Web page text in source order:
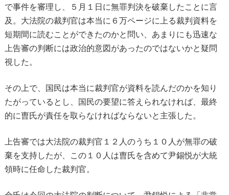
で事件を審理し、５月１日に無罪判決を破棄したことに言
及。大法院の裁判官は本当に６万ページに上る裁判資料を
短期間に読むことができたのかと問い、あまりにも迅速な
上告審の判断には政治的意図があったのではないかと疑問
視した。
その上で、国民は本当に裁判官が資料を読んだのかを知り
たがっているとし、国民の要望に答えられなければ、最終
的に曺氏が責任を取らなければならないと主張した。
上告審では大法院の裁判官１２人のうち１０人が無罪の破
棄を支持したが、この１０人は曺氏を含めて尹錫悦が大統
領時に任命した裁判官。